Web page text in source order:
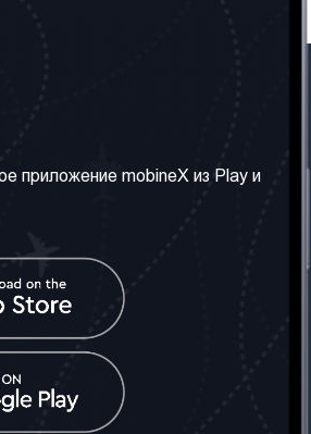
Правила и Условия
Часто задаваемые
вопросы
Социальные сети
приложение mobineX из Play и